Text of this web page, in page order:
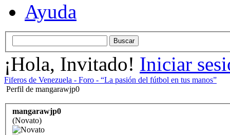
Ayuda
¡Hola, Invitado! Iniciar
Fiferos de Venezuela - Foro - “La pasión del fútbol en tus manos”
Perfil de mangarawjp0
mangarawjp0
(Novato)